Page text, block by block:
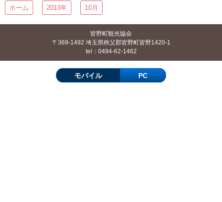
ホーム 2013年 10月
皆野町観光協会
〒369-1492 埼玉県秩父郡皆野町皆野1420-1
tel：0494-62-1462
モバイル PC